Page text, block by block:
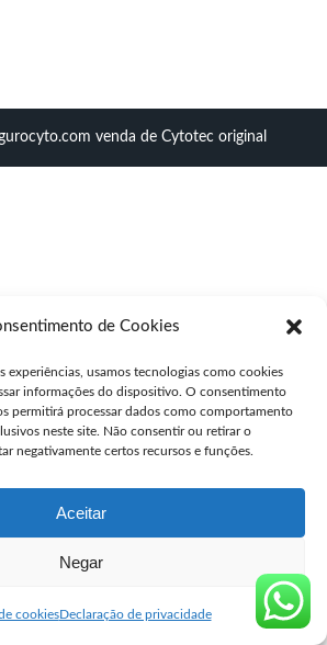
de Cookies
experiências, usamos tecnologias como cookies
informações do dispositivo. O consentimento
permitirá processar dados como comportamento
neste site. Não consentir ou retirar o
negativamente certos recursos e funções.
Aceitar
Negar
cookiesDeclaração de privacidade
venda de Cytotec original